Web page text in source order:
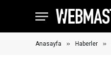
Anasayfa » Haberler »